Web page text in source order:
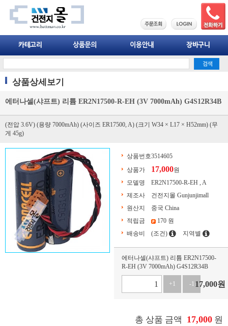
상품상세보기
에터나셀(샤프트) 리튬 ER2N17500-R-EH (3V 7000mAh) G4S12R34B
(전압 3.6V) (용량 7000mAh) (사이즈 ER17500, A) (크기 W34 × L17 × H52mm) (무
게 45g)
상품번호3514605
상품가
17,000원
모델명
ER2N17500-R-EH , A
제조사
건전지몰 Gunjunjimall
원산지
중국 China
적립금
170 원
배송비
(조건) 지역별
에터나셀(샤프트) 리튬 ER2N17500-
R-EH (3V 7000mAh) G4S12R34B
+1 -1 17,000원
총 상품 금액 17,000 원